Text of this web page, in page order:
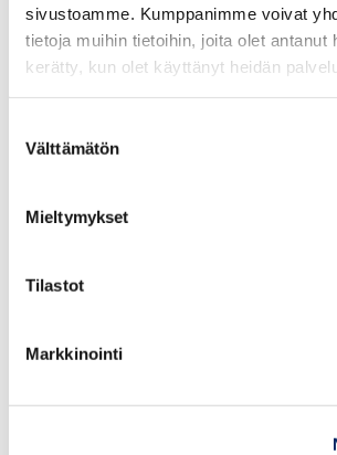
sivustoamme. Kumppanimme voivat
tietoja muihin tietoihin, joita olet antanut
kerätty, kun olet käyttänyt heidän
valinta
Välttämätön
Mieltymykset
Tilastot
Markkinointi
JOHTAVA ASIANTUNTIJA, YHTIÖ- JA
ville.kajala@chamber.fi